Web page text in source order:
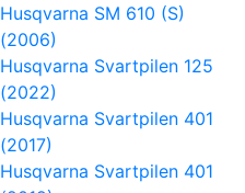
Husqvarna SM 610 (S)
(2006)
Husqvarna Svartpilen 125
(2022)
Husqvarna Svartpilen 401
(2017)
Husqvarna Svartpilen 401